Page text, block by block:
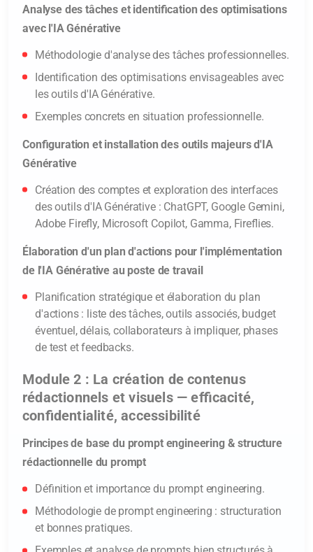
Analyse des tâches et identification des optimisations
avec l'IA Générative
Méthodologie d'analyse des tâches professionnelles.
Identification des optimisations envisageables avec
les outils d'IA Générative.
Exemples concrets en situation professionnelle.
Configuration et installation des outils majeurs d'IA
Générative
Création des comptes et exploration des interfaces
des outils d'IA Générative : ChatGPT, Google Gemini,
Adobe Firefly, Microsoft Copilot, Gamma, Fireflies.
Élaboration d'un plan d'actions pour l'implémentation
de l'IA Générative au poste de travail
Planification stratégique et élaboration du plan
d'actions : liste des tâches, outils associés, budget
éventuel, délais, collaborateurs à impliquer, phases
de test et feedbacks.
Module 2 : La création de contenus
rédactionnels et visuels — efficacité,
confidentialité, accessibilité
Principes de base du prompt engineering & structure
rédactionnelle du prompt
Définition et importance du prompt engineering.
Méthodologie de prompt engineering : structuration
et bonnes pratiques.